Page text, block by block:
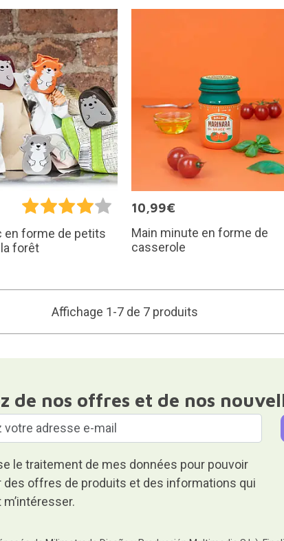
en forme de petits
forêt
10,99€
Main minute en forme de
casserole
Affichage 1-7 de 7 produits
de nos offres et de nos
le traitement de mes données pour pouvoir
des offres de produits et des informations qui